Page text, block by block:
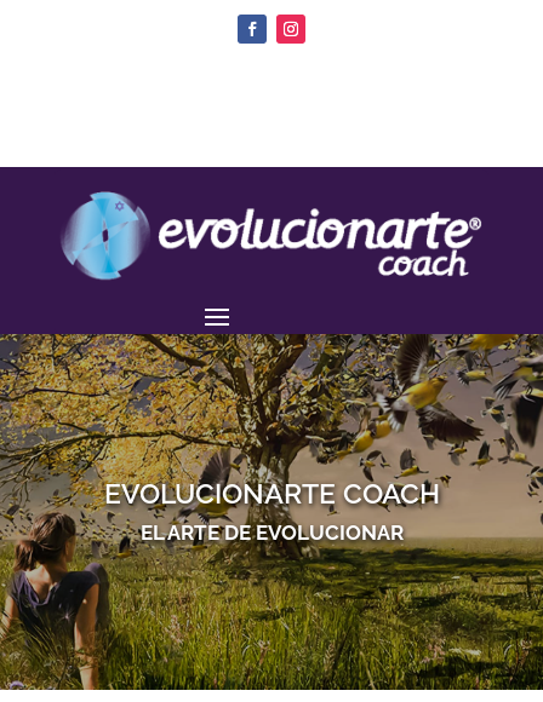
EVOLUCIONARTE COACH
EL ARTE DE EVOLUCIONAR